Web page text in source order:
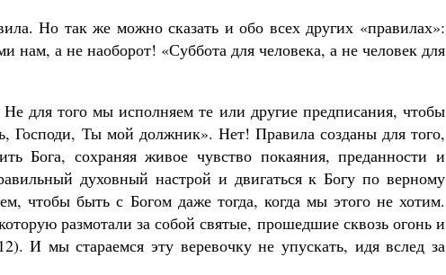
Но так же можно сказать и обо всех других «правилах»:
а не наоборот! «Суббота для человека, а не человек для
Не для того мы исполняем те или другие предписания, чтобы
Господи, Ты мой должник». Нет! Правила созданы для того,
Бога, сохраняя живое чувство покаяния, преданности и
духовный настрой и двигаться к Богу по верному
чтобы быть с Богом даже тогда, когда мы этого не хотим.
размотали за собой святые, прошедшие сквозь огонь и
И мы стараемся эту веревочку не упускать, идя вслед за